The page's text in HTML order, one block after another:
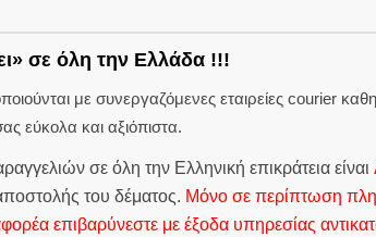
σε όλη την Ελλάδα !!!
με συνεργαζόμενες εταιρείες courier
εύκολα και αξιόπιστα.
σε όλη την Ελληνική επικράτεια είναι
του δέματος. Μόνο σε περίπτωση
επιβαρύνεστε με έξοδα υπηρεσίας